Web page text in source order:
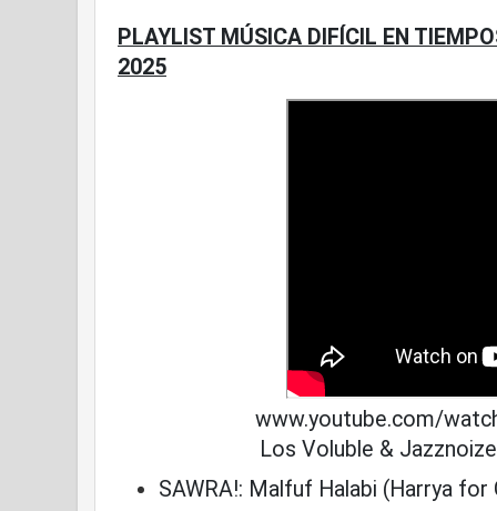
PLAYLIST MÚSICA DIFÍCIL EN
2025
www.youtube.com/
Los Voluble &
SAWRA!: Malfuf Halabi (Harrya for